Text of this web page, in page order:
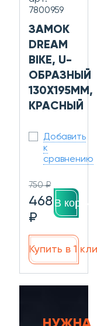
7800959
ЗАМОК
DREAM
BIKE, U-
ОБРАЗНЫЙ
130X195ММ,
КРАСНЫЙ
Добавить
к
сравнению
750 ₽
468
₽
В
Купить в 1